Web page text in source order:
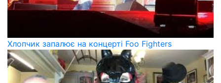
Хлопчик запалює на концерті Foo Fighters